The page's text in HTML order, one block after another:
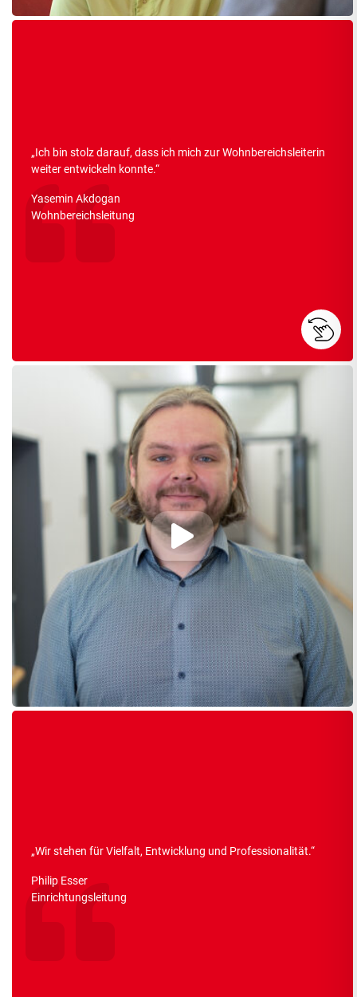
„Ich bin stolz darauf, dass ich mich zur Wohnbereichsleiterin
weiter entwickeln konnte.“
Yasemin Akdogan
Wohnbereichsleitung
„Wir stehen für Vielfalt, Entwicklung und Professionalität.“
Philip Esser
Einrichtungsleitung